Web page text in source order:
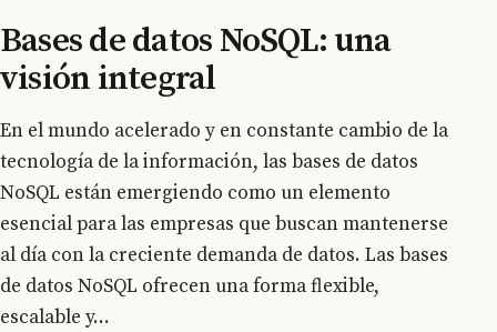
Bases de datos NoSQL: una
visión integral
En el mundo acelerado y en constante cambio de la
tecnología de la información, las bases de datos
NoSQL están emergiendo como un elemento
esencial para las empresas que buscan mantenerse
al día con la creciente demanda de datos. Las bases
de datos NoSQL ofrecen una forma flexible,
escalable y...